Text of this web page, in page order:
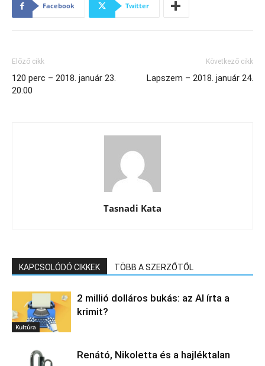
Facebook Twitter
Előző cikk
120 perc – 2018. január 23.
20:00
Következő cikk
Lapszem – 2018. január 24.
Tasnadi Kata
KAPCSOLÓDÓ CIKKEK TÖBB A SZERZŐTŐL
Kultúra
2 millió dolláros bukás: az AI írta a
krimit?
Renátó, Nikoletta és a hajléktalan